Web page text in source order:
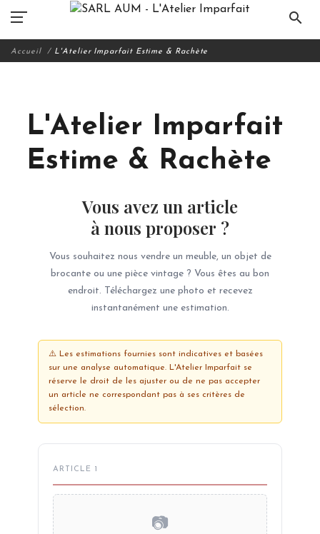
search
Accueil L'Atelier Imparfait Estime & Rachète
L'Atelier Imparfait
Estime & Rachète
Vous avez un article
à nous proposer ?
Vous souhaitez nous vendre un meuble, un objet de
brocante ou une pièce vintage ? Vous êtes au bon
endroit. Téléchargez une photo et recevez
instantanément une estimation.
⚠️ Les estimations fournies sont indicatives et basées
sur une analyse automatique. L'Atelier Imparfait se
réserve le droit de les ajuster ou de ne pas accepter
un article ne correspondant pas à ses critères de
sélection.
ARTICLE 1
📷